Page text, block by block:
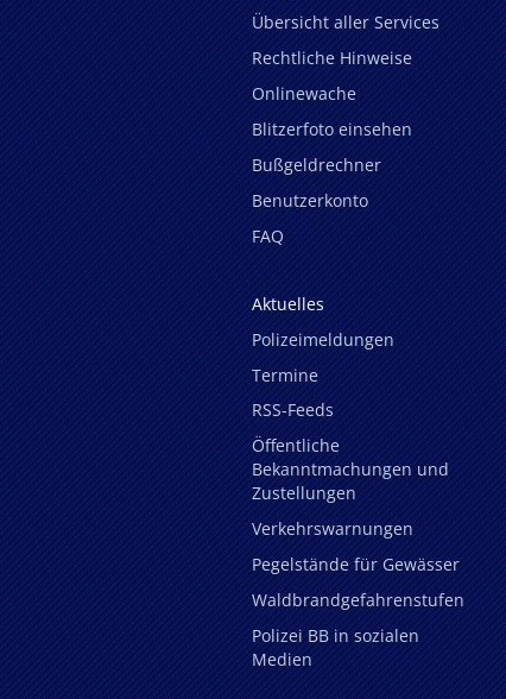
Übersicht aller Services
Rechtliche Hinweise
Onlinewache
Blitzerfoto einsehen
Bußgeldrechner
Benutzerkonto
FAQ
Aktuelles
Polizeimeldungen
Termine
RSS-Feeds
Öffentliche
Bekanntmachungen und
Zustellungen
Verkehrswarnungen
Pegelstände für Gewässer
Waldbrandgefahrenstufen
Polizei BB in sozialen
Medien